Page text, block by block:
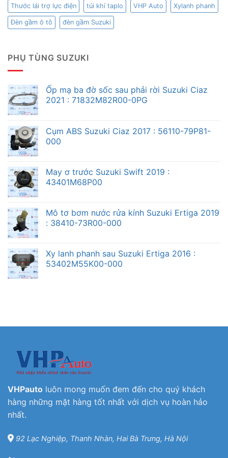
Thước lái trợ lực điện túi khí taplo VHP Auto Xylanh phanh
Đèn gầm ô tô đèn gầm Suzuki
PHỤ TÙNG SUZUKI
Ốp mạ ba đờ sốc sau phải rời Suzuki Ciaz
2021 : 71832M82R00-0PG
Cụm ABS Suzuki Ciaz 2017 : 56110-79P81-
000
May ơ trước Suzuki Swift 2019 :
43401M68P00
Mô tơ bơm nước rửa kính Suzuki Ertiga 2019
: 38410-73R00-000
Xy lanh phanh sau Suzuki Ertiga 2016 :
53402M55K00-000
VHPauto luôn mong muốn đem đến cho quý khách
hàng những mặt hàng tốt nhất với dịch vụ hoàn hảo
nhất.
92 Lạc Nghiệp, Thanh Nhàn, Hai Bà Trưng, Hà Nội